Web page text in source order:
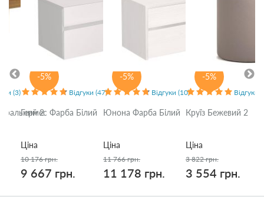
-5%
(3)
2
-5%
Відгуки (47)
Гермес Фарба Білий
Ціна
10 176 грн.
9 667 грн.
-5%
Відгуки (10)
Юнона Фарба Білий
Ціна
11 766 грн.
11 178 грн.
Відгуки
Круїз Бежевий 2
Ціна
3 822 грн.
3 554 грн.